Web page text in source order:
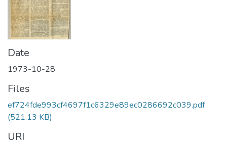
Date
1973-10-28
Files
ef724fde993cf4697f1c6329e89ec0286692c039.pdf
(521.13 KB)
URI